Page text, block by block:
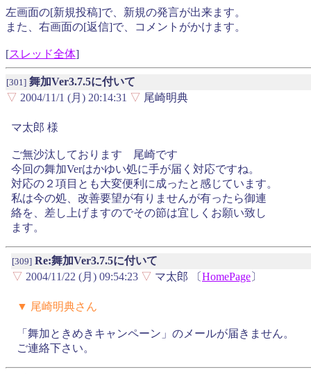
左画面の[新規投稿]で、新規の発言が出来ます。
また、右画面の[返信]で、コメントがかけます。
[スレッド全体]
[301] 舞加Ver3.7.5に付いて
▽ 2004/11/1 (月) 20:14:31 ▽ 尾崎明典
マ太郎 様
ご無沙汰しております 尾崎です
今回の舞加Verはかゆい処に手が届く対応ですね。
対応の２項目とも大変便利に成ったと感じています。
私は今の処、改善要望が有りませんが有ったら御連
絡を、差し上げますのでその節は宜しくお願い致し
ます。
[309] Re:舞加Ver3.7.5に付いて
▽ 2004/11/22 (月) 09:54:23 ▽ マ太郎 〔HomePage〕
▼ 尾崎明典さん
「舞加ときめきキャンペーン」のメールが届きません。
ご連絡下さい。